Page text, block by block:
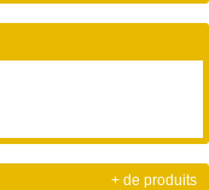
+ de produits